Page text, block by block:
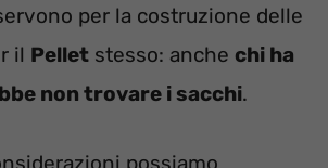
per la costruzione delle
il Pellet stesso: anche chi ha
non trovare i sacchi.